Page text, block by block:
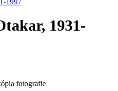
1931-
fotografie